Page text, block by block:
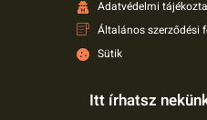
Adatvédelmi
Általános szerződési
Sütik
Itt írhatsz